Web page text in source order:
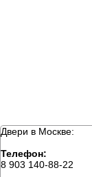
Двери в Москве:
Телефон:
8 903 140-88-22